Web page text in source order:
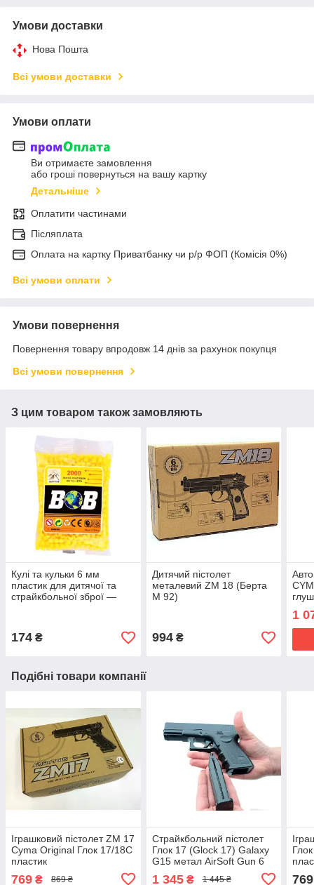
Умови доставки
Нова Пошта
Всі умови доставки
Умови оплати
Ви отримаєте замовлення
або гроші повернуться на вашу картку
Детальніше
Оплатити частинами
Післяплата
Оплата на картку Приватбанку чи р/р ФОП (Комісія 0%)
Всі умови оплати
Умови повернення
Повернення товару впродовж 14 днів за рахунок покупця
Всі умови повернення
З цим товаром також замовляють
Кулі та кульки 6 мм
пластик для дитячої та
страйкбольної зброї —
174 ₴
Дитячий пістолет
металевий ZM 18 (Берта
M 92)
994₴
1
Подібні товари компанії
Іграшковий пістолет ZM 17
Cyma Original Глок 17/18C
пластик
769 ₴ 869 ₴
Страйкбольний пістолет
Глок 17 (Glock 17) Galaxy
G15 метал AirSoft Gun 6
1 345₴ 1 445 ₴ 769